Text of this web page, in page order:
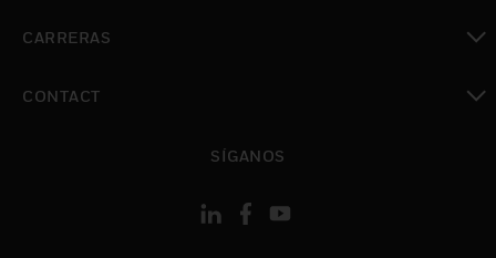
CARRERAS
CONTACT
SÍGANOS